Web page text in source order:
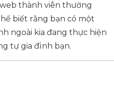
thành viên thường
biết rằng bạn có một
ngoài kia đang thực hiện
tự gia đình bạn.